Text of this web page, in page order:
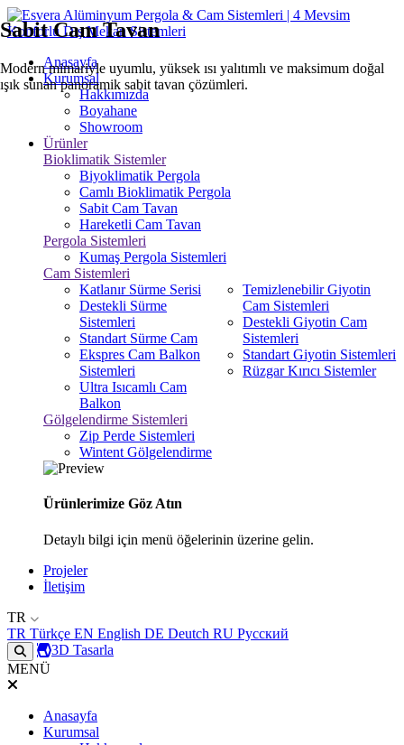
Anasayfa
Kurumsal
Hakkımızda
Boyahane
Showroom
Ürünler
Bioklimatik Sistemler
Biyoklimatik Pergola
Camlı Bioklimatik Pergola
Sabit Cam Tavan
Hareketli Cam Tavan
Pergola Sistemleri
Kumaş Pergola Sistemleri
Cam Sistemleri
Katlanır Sürme Serisi
Destekli Sürme
Sistemleri
Standart Sürme Cam
Ekspres Cam Balkon
Sistemleri
Ultra Isıcamlı Cam
Balkon
Temizlenebilir Giyotin
Cam Sistemleri
Destekli Giyotin Cam
Sistemleri
Standart Giyotin Sistemleri
Rüzgar Kırıcı Sistemler
Gölgelendirme Sistemleri
Zip Perde Sistemleri
Wintent Gölgelendirme
Ürünlerimize Göz Atın
Detaylı bilgi için menü öğelerinin üzerine gelin.
Projeler
İletişim
TR
TR Türkçe EN English DE Deutch RU Русский
3D Tasarla
MENÜ
Anasayfa
Kurumsal
Sabit Cam Tavan
Modern mimariyle uyumlu, yüksek ısı yalıtımlı ve maksimum doğal
ışık sunan panoramik sabit tavan çözümleri.